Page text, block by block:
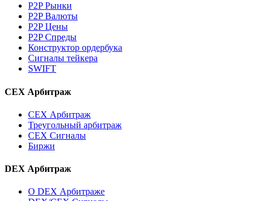
P2P Рынки
P2P Валюты
P2P Цены
P2P Спреды
Конструктор ордербука
Сигналы тейкера
SWIFT
CEX Арбитраж
CEX Арбитраж
Треугольный арбитраж
CEX Сигналы
Биржи
DEX Арбитраж
О DEX Арбитраже